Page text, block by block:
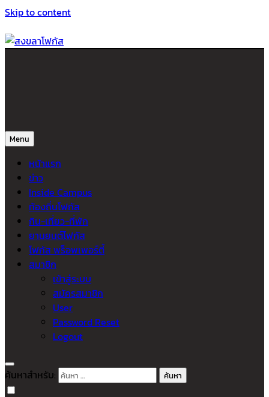
Skip to content
Menu
หน้าแรก
ข่าว
Inside Campus
ท้องถิ่นโฟกัส
กิน-เที่ยว-ที่พัก
ยานยนต์โฟกัส
โฟกัส พร็อพเพอร์ตี้
สมาชิก
เข้าสู่ระบบ
สมัครสมาชิก
User
Password Reset
Logout
ค้นหาสำหรับ: